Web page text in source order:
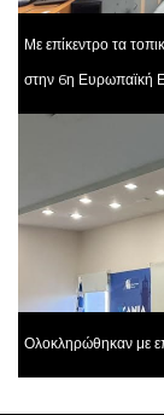
Με επίκεντρο τα
στην 6η Ευρωπαϊκή
Ολοκληρώθηκαν με